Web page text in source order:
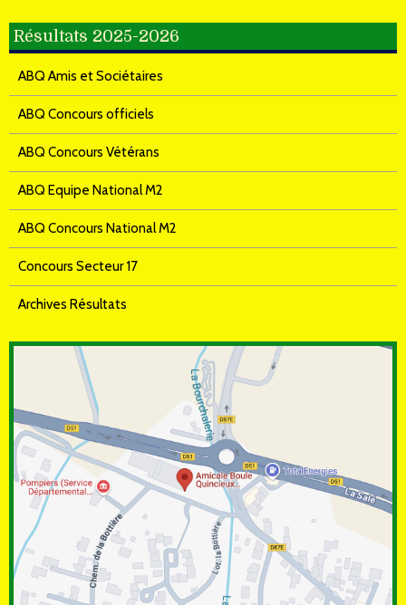
Résultats 2025-2026
ABQ Amis et Sociétaires
ABQ Concours officiels
ABQ Concours Vétérans
ABQ Equipe National M2
ABQ Concours National M2
Concours Secteur 17
Archives Résultats